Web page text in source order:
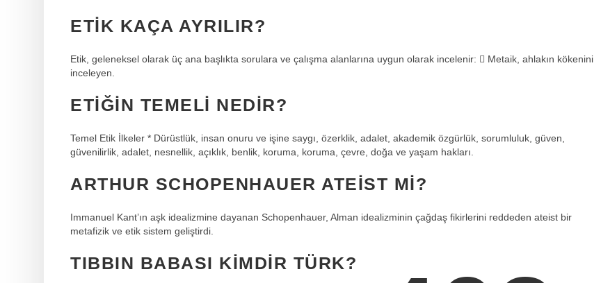
ETIK KAÇA AYRILIR?
Etik, geleneksel olarak üç ana başlıkta sorulara ve çalışma alanlarına uygun olarak incelenir:  Metaik, ahlakın kökenini
inceleyen.
ETIĞIN TEMELI NEDIR?
Temel Etik İlkeler * Dürüstlük, insan onuru ve işine saygı, özerklik, adalet, akademik özgürlük, sorumluluk, güven,
güvenilirlik, adalet, nesnellik, açıklık, benlik, koruma, koruma, çevre, doğa ve yaşam hakları.
ARTHUR SCHOPENHAUER ATEIST MI?
Immanuel Kant’ın aşk idealizmine dayanan Schopenhauer, Alman idealizminin çağdaş fikirlerini reddeden ateist bir
metafizik ve etik sistem geliştirdi.
TIBBIN BABASI KIMDIR TÜRK?